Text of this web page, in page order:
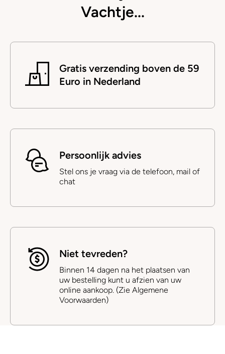
Vachtje...
Gratis verzending boven de 59
Euro in Nederland
Persoonlijk advies
Stel ons je vraag via de telefoon, mail of
chat
Niet tevreden?
Binnen 14 dagen na het plaatsen van
uw bestelling kunt u afzien van uw
online aankoop. (Zie Algemene
Voorwaarden)